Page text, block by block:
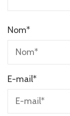
Nom*
E-mail*